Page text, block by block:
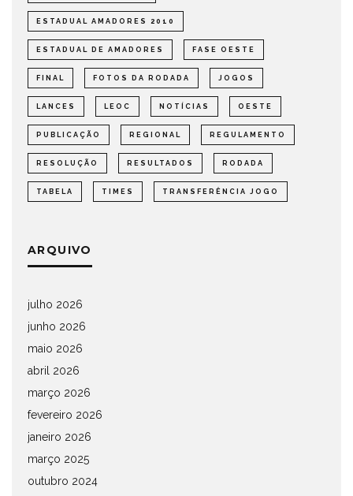
ESTADUAL AMADORES 2010
ESTADUAL DE AMADORES FASE OESTE
FINAL FOTOS DA RODADA JOGOS
LANCES LEOC NOTÍCIAS OESTE
PUBLICAÇÃO REGIONAL REGULAMENTO
RESOLUÇÃO RESULTADOS RODADA
TABELA TIMES TRANSFERÊNCIA JOGO
ARQUIVO
julho 2026
junho 2026
maio 2026
abril 2026
março 2026
fevereiro 2026
janeiro 2026
março 2025
outubro 2024